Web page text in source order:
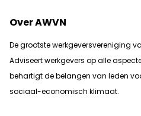
Over AWVN
De grootste werkgeversvereniging
Adviseert werkgevers op alle
behartigt de belangen van leden
sociaal-economisch klimaat.